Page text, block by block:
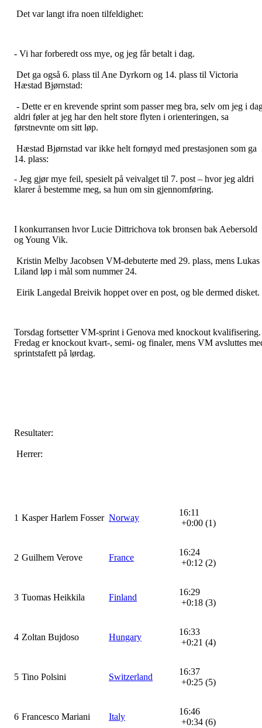
Det var langt ifra noen tilfeldighet:
- Vi har forberedt oss mye, og jeg får betalt i dag.
Det ga også 6. plass til Ane Dyrkorn og 14. plass til Victoria
Hæstad Bjørnstad:
- Dette er en krevende sprint som passer meg bra, selv om jeg i
aldri føler at jeg har den helt store flyten i orienteringen, sa
førstnevnte om sitt løp.
Hæstad Bjørnstad var ikke helt fornøyd med prestasjonen som ga
14. plass:
- Jeg gjør mye feil, spesielt på veivalget til 7. post – hvor jeg aldri
klarer å bestemme meg, sa hun om sin gjennomføring.
I konkurransen hvor Lucie Dittrichova tok bronsen bak Aebersold
og Young Vik.
Kristin Melby Jacobsen VM-debuterte med 29. plass, mens Lukas
Liland løp i mål som nummer 24.
Eirik Langedal Breivik hoppet over en post, og ble dermed disket.
Torsdag fortsetter VM-sprint i Genova med knockout kvalifisering.
Fredag er knockout kvart-, semi- og finaler, mens VM avsluttes
sprintstafett på lørdag.
Resultater:
Herrer:
1 Kasper Harlem Fosser Norway
16:11
+0:00 (1)
2 Guilhem Verove France
16:24
+0:12 (2)
3 Tuomas Heikkila Finland
16:29
+0:18 (3)
4 Zoltan Bujdoso Hungary
16:33
+0:21 (4)
5 Tino Polsini Switzerland
16:37
+0:25 (5)
6 Francesco Mariani Italy
16:46
+0:34 (6)